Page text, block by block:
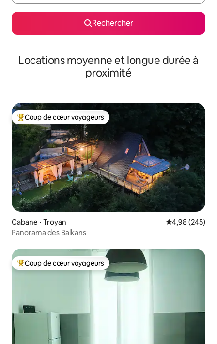
Rechercher
Locations moyenne et longue durée à
proximité
Coups de cœur voyageurs les plus appréciés
Coup de cœur voyageurs
Cabane ⋅ Troyan Évaluation
4,98 (245)
Panorama des Balkans
Coups de cœur voyageurs les plus appréciés
Coup de cœur voyageurs